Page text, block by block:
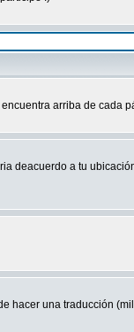
arriba de cada
deacuerdo a tu
hacer una traducción